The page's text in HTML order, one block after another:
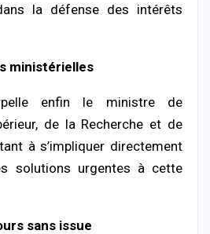
la défense des intérêts
ministérielles
enfin le ministre de
de la Recherche et de
à s’impliquer directement
solutions urgentes à cette
sans issue